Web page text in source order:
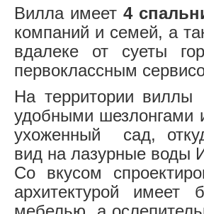
Вилла имеет4
компаний и семей, а
вдалеке от суеты
первоклассным
На территории виллы
удобными шезлонгами
ухоженный сад,
вид на лазурные воды
Со вкусом
архитектурой имеет